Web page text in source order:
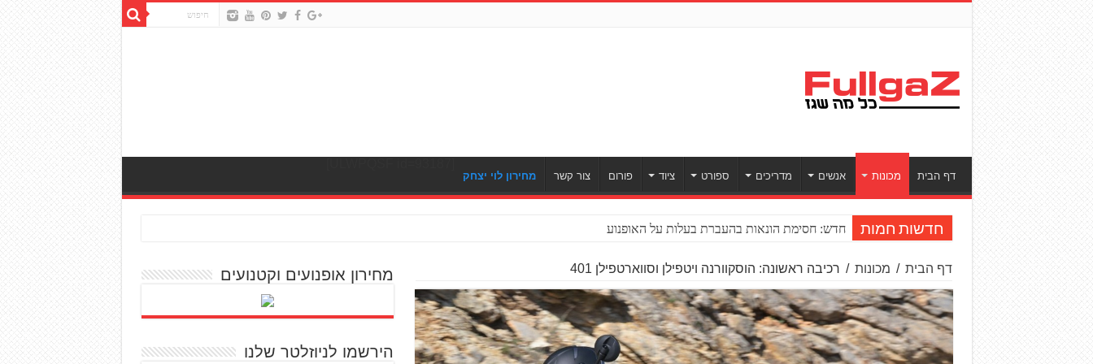
דף הבית מכונות אנשים מדריכים ספורט ציוד פורום צור קשר מחירון לוי יצחק
חדשות חמות חדש: חסימת הונאות בהעברת בעלות על האופנוע
דף הבית / מכונות / רכיבה ראשונה: הוסקוורנה ויטפילן וסווארטפילן 401 מחירון אופנועים וקטנועים
הירשמו לניוזלטר שלנו